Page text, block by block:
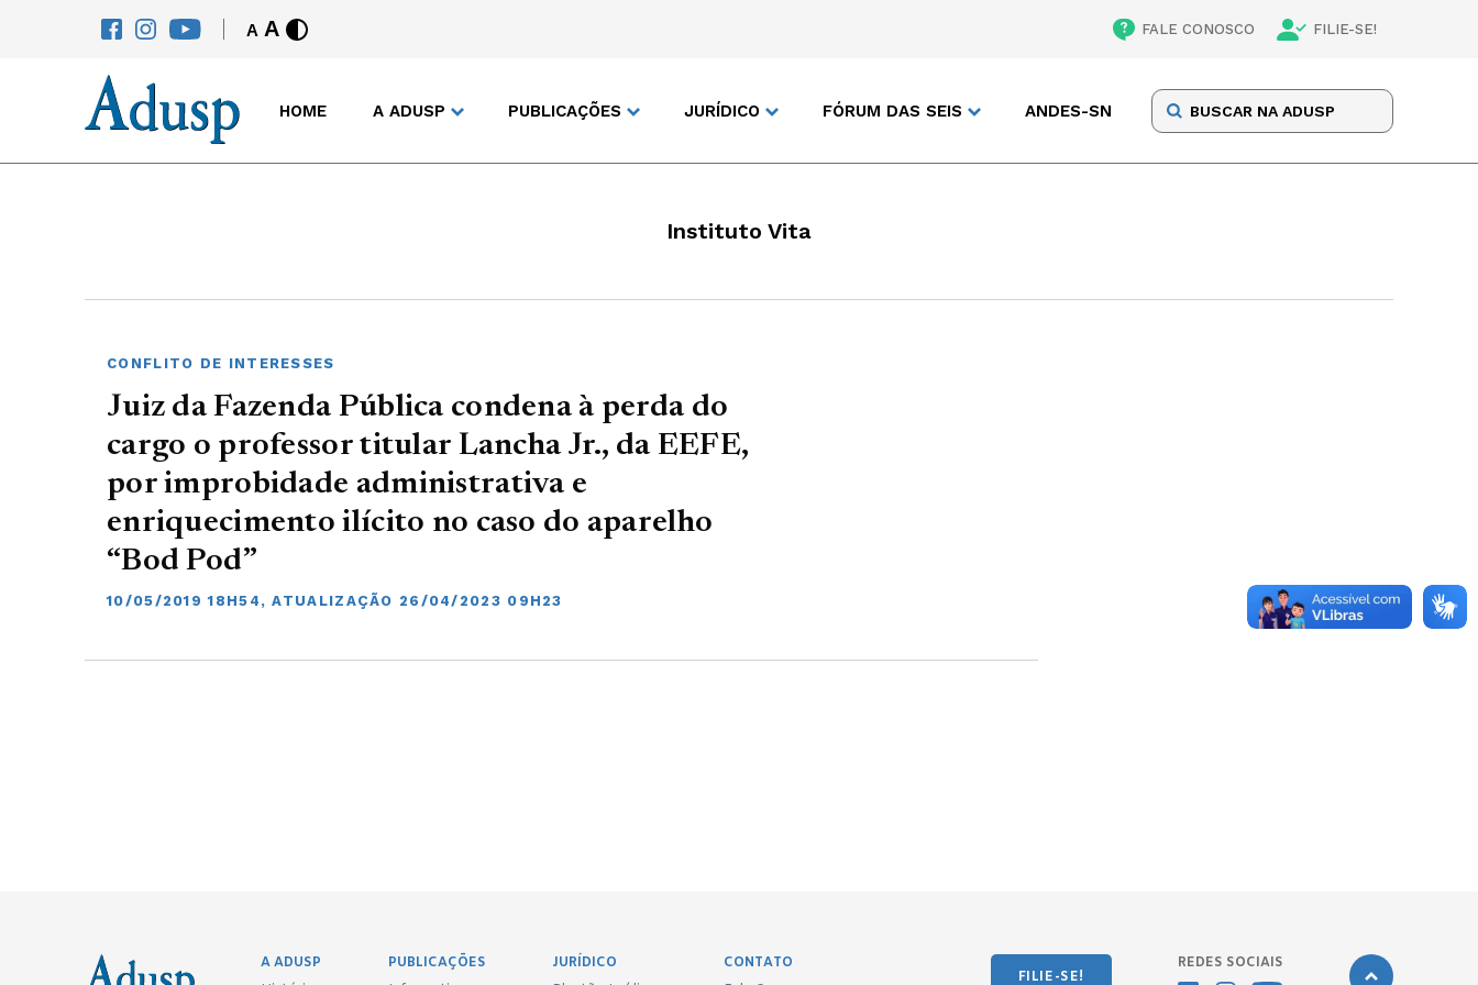
A A FALE CONOSCO FILIE-SE!
HOME A ADUSP PUBLICAÇÕES JURÍDICO FÓRUM DAS SEIS ANDES-SN
Instituto Vita
CONFLITO DE INTERESSES
Juiz da Fazenda Pública condena à perda do
cargo o professor titular Lancha Jr., da EEFE,
por improbidade administrativa e
enriquecimento ilícito no caso do aparelho
“Bod Pod”
10/05/2019 18H54, ATUALIZAÇÃO 26/04/2023 09H23
A ADUSP
PUBLICAÇÕES
JURÍDICO
CONTATO
FILIE-SE!
REDES SOCIAIS